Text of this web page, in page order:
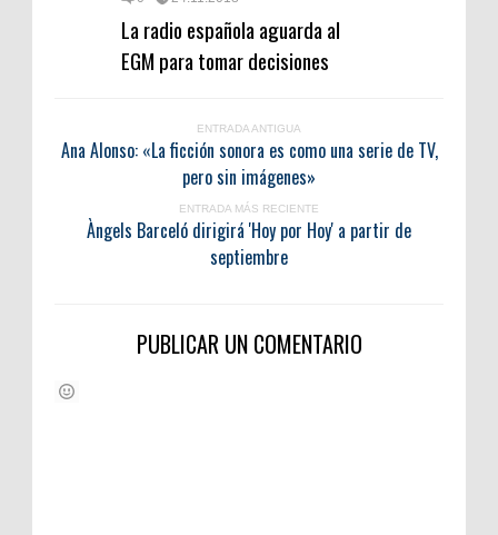
La radio española aguarda al
EGM para tomar decisiones
ENTRADA ANTIGUA
Ana Alonso: «La ficción sonora es como una serie de TV,
pero sin imágenes»
ENTRADA MÁS RECIENTE
Àngels Barceló dirigirá 'Hoy por Hoy' a partir de
septiembre
PUBLICAR UN COMENTARIO